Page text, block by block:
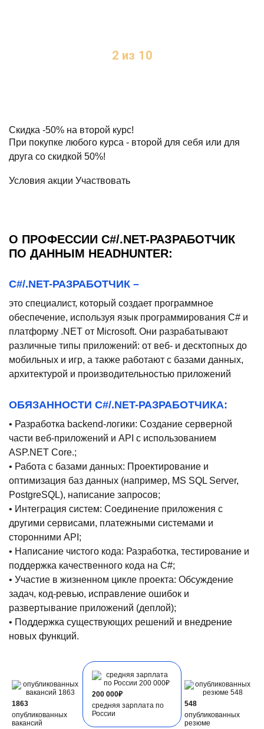
2 из 10
Скидка -50% на второй курс!
При покупке любого курса - второй для себя или для
друга со скидкой 50%!
Условия акции Участвовать
О ПРОФЕССИИ C#/.NET-РАЗРАБОТЧИК
ПО ДАННЫМ HEADHUNTER:
C#/.NET-РАЗРАБОТЧИК –
это специалист, который создает программное
обеспечение, используя язык программирования C# и
платформу .NET от Microsoft. Они разрабатывают
различные типы приложений: от веб- и десктопных до
мобильных и игр, а также работают с базами данных,
архитектурой и производительностью приложений
ОБЯЗАННОСТИ C#/.NET-РАЗРАБОТЧИКА:
• Разработка backend-логики: Создание серверной
части веб-приложений и API с использованием
ASP.NET Core.;
• Работа с базами данных: Проектирование и
оптимизация баз данных (например, MS SQL Server,
PostgreSQL), написание запросов;
• Интеграция систем: Соединение приложения с
другими сервисами, платежными системами и
сторонними API;
• Написание чистого кода: Разработка, тестирование и
поддержка качественного кода на C#;
• Участие в жизненном цикле проекта: Обсуждение
задач, код-ревью, исправление ошибок и
развертывание приложений (деплой);
• Поддержка существующих решений и внедрение
новых функций.
1863
опубликованных
вакансий
200 000₽
средняя зарплата по
России
548
опубликованных
резюме